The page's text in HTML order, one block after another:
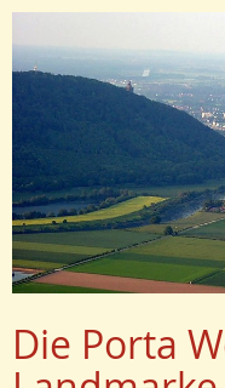
Die Porta